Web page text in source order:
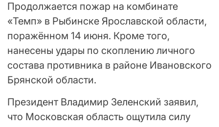
Продолжается пожар на комбинате
«Темп» в Рыбинске Ярославской области,
поражённом 14 июня. Кроме того,
нанесены удары по скоплению личного
состава противника в районе Ивановского
Брянской области.
Президент Владимир Зеленский заявил,
что Московская область ощутила силу